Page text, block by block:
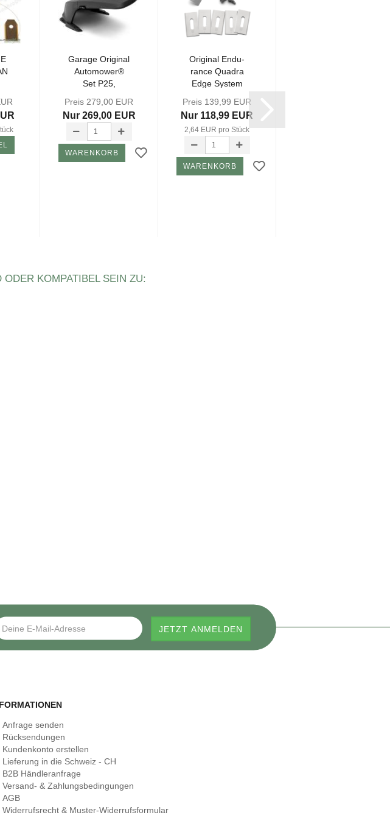
Ga­ra­ge Ori­gi­nal
Au­to­mower®
Set P25,
535AWD...
Preis 279,00 EUR
Nur 269,00 EUR
WARENKORB
Ori­gi­nal En­du­
ran­ce Qua­dra
Edge Sys­tem
Preis 139,99 EUR
Nur 118,99 EUR
2,64 EUR pro Stück
WARENKORB
KOMPATIBEL SEIN ZU:
Anfrage senden
Rücksendungen
Kundenkonto erstellen
Lieferung in die Schweiz - CH
B2B Händleranfrage
Versand- & Zahlungsbedingungen
AGB
Widerrufsrecht & Muster-Widerrufsformular